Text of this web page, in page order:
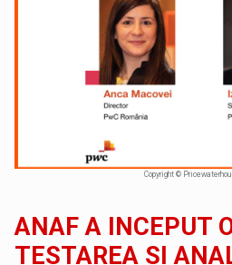
Copyright ©
ANAF A INCEPUT
TESTAREA SI